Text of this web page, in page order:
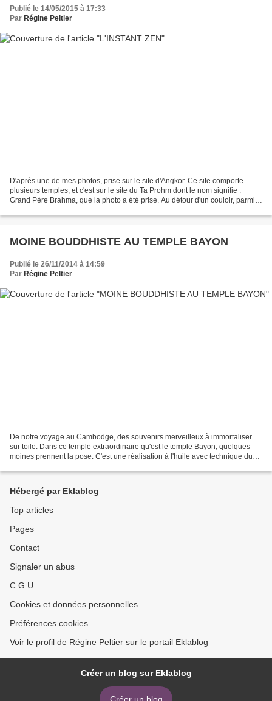
Publié le 14/05/2015 à 17:33
Par Régine Peltier
D'après une de mes photos, prise sur le site d'Angkor. Ce site comporte
plusieurs temples, et c'est sur le site du Ta Prohm dont le nom signifie :
Grand Père Brahma, que la photo a été prise. Au détour d'un couloir, parmi
MOINE BOUDDHISTE AU TEMPLE BAYON
Publié le 26/11/2014 à 14:59
Par Régine Peltier
De notre voyage au Cambodge, des souvenirs merveilleux à immortaliser
sur toile. Dans ce temple extraordinaire qu'est le temple Bayon, quelques
moines prennent la pose. C'est une réalisation à l'huile avec technique du
Hébergé par Eklablog
Top articles
Pages
Contact
Signaler un abus
C.G.U.
Cookies et données personnelles
Préférences cookies
Voir le profil de Régine Peltier sur le portail Eklablog
Créer un blog sur Eklablog